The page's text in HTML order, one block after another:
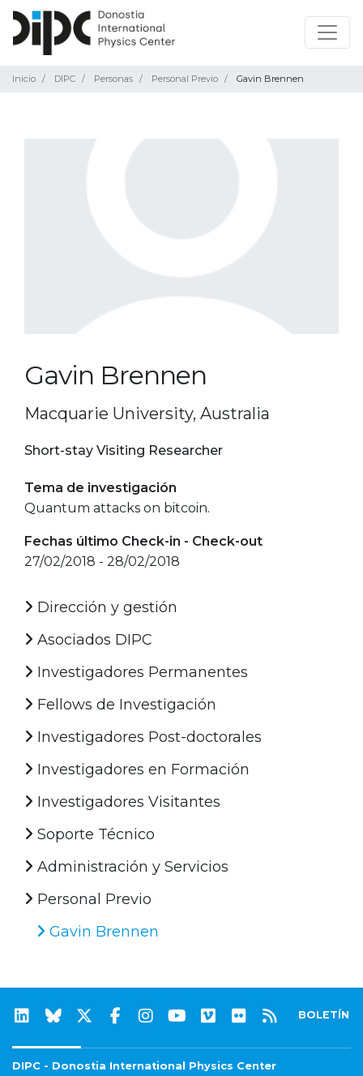
Inicio DIPC Personas Personal Previo Gavin Brennen
Gavin Brennen
Macquarie University, Australia
Short-stay Visiting Researcher
Tema de investigación
Quantum attacks on bitcoin.
Fechas último Check-in - Check-out
27/02/2018 - 28/02/2018
Dirección y gestión
Asociados DIPC
Investigadores Permanentes
Fellows de Investigación
Investigadores Post-doctorales
Investigadores en Formación
Investigadores Visitantes
Soporte Técnico
Administración y Servicios
Personal Previo
Gavin Brennen
BOLETÍN
DIPC - Donostia International Physics Center